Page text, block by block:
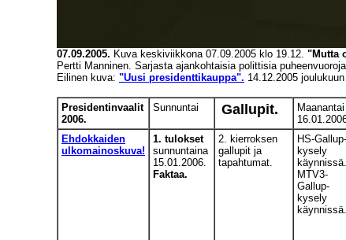
07.09.2005. Kuva keskiviikkona 07.09.2005 klo 19.12. "Mutta
Pertti Manninen. Sarjasta ajankohtaisia polittisia
Eilinen kuva: "Uusi presidenttikauppa". 14.12.2005
Presidentinvaalit
2006.
Sunnuntai Gallupit.
Maanantai
Ehdokkaiden
ulkomainoskuva!
1. tulokset
sunnuntaina
15.01.2006.
Faktaa.
2. kierroksen
gallupit ja
tapahtumat.
HS-Gallup-
kysely
käynnissä.
MTV3-
Gallup-
kysely
käynnissä.